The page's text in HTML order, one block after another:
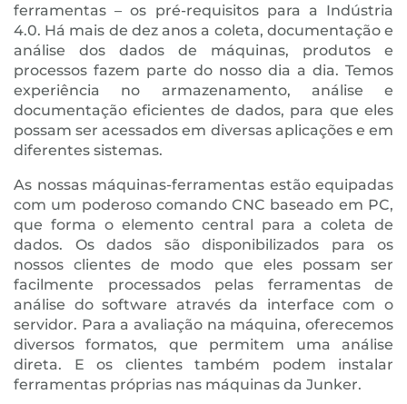
ferramentas – os pré-requisitos para a Indústria
4.0. Há mais de dez anos a coleta, documentação e
análise dos dados de máquinas, produtos e
processos fazem parte do nosso dia a dia. Temos
experiência no armazenamento, análise e
documentação eficientes de dados, para que eles
possam ser acessados em diversas aplicações e em
diferentes sistemas.
As nossas máquinas-ferramentas estão equipadas
com um poderoso comando CNC baseado em PC,
que forma o elemento central para a coleta de
dados. Os dados são disponibilizados para os
nossos clientes de modo que eles possam ser
facilmente processados pelas ferramentas de
análise do software através da interface com o
servidor. Para a avaliação na máquina, oferecemos
diversos formatos, que permitem uma análise
direta. E os clientes também podem instalar
ferramentas próprias nas máquinas da Junker.